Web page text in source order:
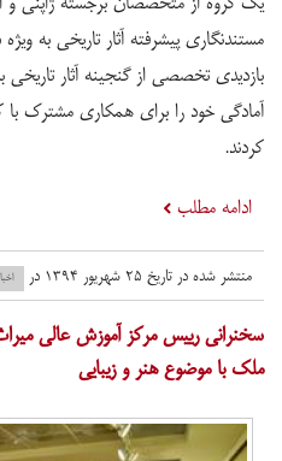
مستندنگاری پیشرفته آثار تاریخی به
بازدیدی تخصصی از گنجینه آثار تاریخی
آمادگی خود را برای همکاری مشترک با
کردند.
ادامه مطلب
منتشر شده در تاریخ ۲۵ شهریور ۱۳۹۴ در
سخنرانی رییس مرکز آموزش عالی
ملک با موضوع هنر و زیبایی